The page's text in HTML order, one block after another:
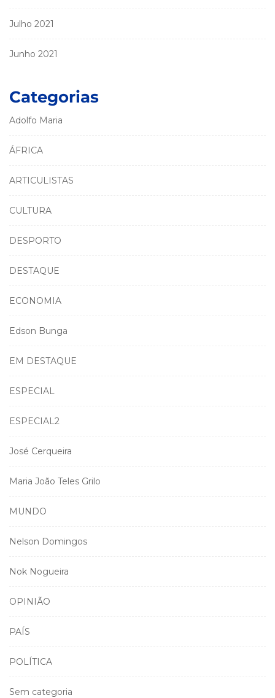
Julho 2021
Junho 2021
Categorias
Adolfo Maria
ÁFRICA
ARTICULISTAS
CULTURA
DESPORTO
DESTAQUE
ECONOMIA
Edson Bunga
EM DESTAQUE
ESPECIAL
ESPECIAL2
José Cerqueira
Maria João Teles Grilo
MUNDO
Nelson Domingos
Nok Nogueira
OPINIÃO
PAÍS
POLÍTICA
Sem categoria